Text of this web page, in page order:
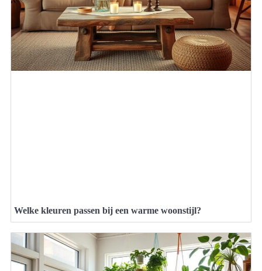
Welke kleuren passen bij een warme woonstijl?